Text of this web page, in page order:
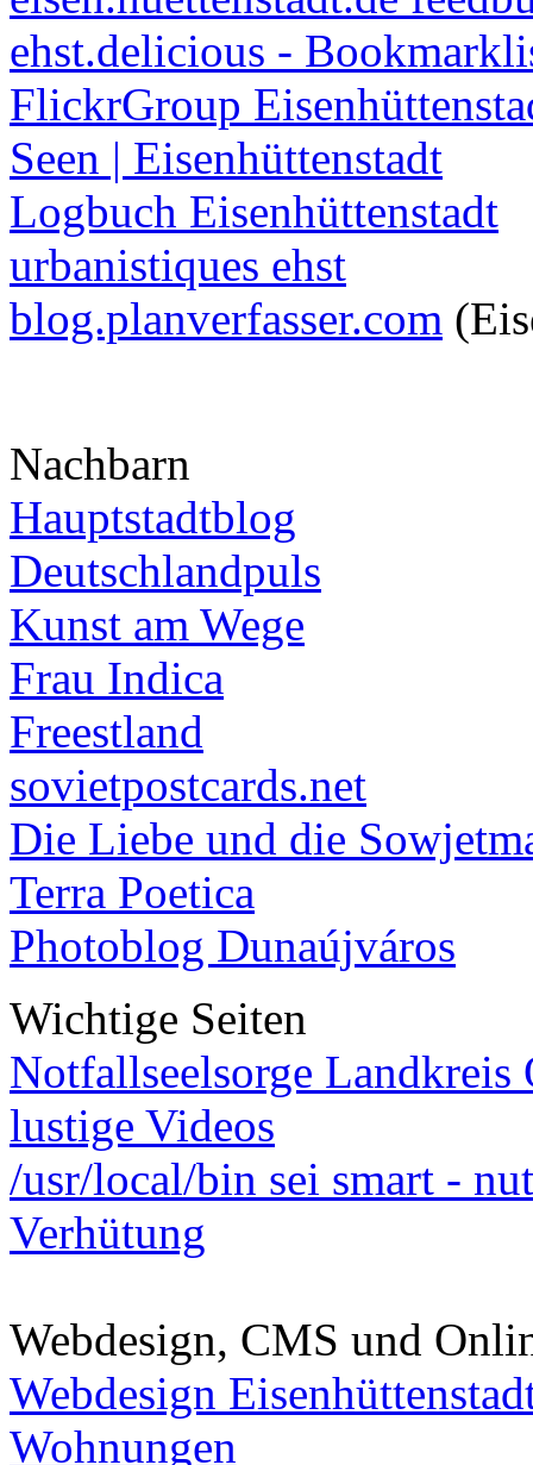
ehst.delicious -
FlickrGroup
Seen | Eisenhüttenstadt
Logbuch Eisenhüttenstadt
urbanistiques ehst
blog.planverfasser.com
Nachbarn
Hauptstadtblog
Deutschlandpuls
Kunst am Wege
Frau Indica
Freestland
sovietpostcards.net
Die Liebe und die
Terra Poetica
Photoblog Dunaújváros
Wichtige Seiten
Notfallseelsorge Landkreis
lustige Videos
/usr/local/bin sei smart -
Verhütung
Webdesign, CMS und
Webdesign
Wohnungen